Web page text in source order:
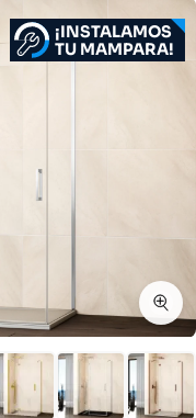
¡INSTALAMOS
TU MAMPARA!